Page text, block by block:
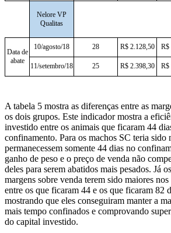
Nelore VP
Qualitas
Data de
abate
10/agosto/18 28 R$ 2.128,50 R$
11/setembro/18 25 R$ 2.398,30 R$
A tabela 5 mostra as diferenças entre as
os dois grupos. Este indicador mostra a
investido entre os animais que ficaram 44
confinamento. Para os machos SC teria sido
permanecessem somente 44 dias no
ganho de peso e o preço de venda não
deles para serem abatidos mais pesados. Já
margens sobre venda terem sido maiores
entre os que ficaram 44 e os que ficaram 82
mostrando que eles conseguiram manter a
mais tempo confinados e comprovando
do capital investido.